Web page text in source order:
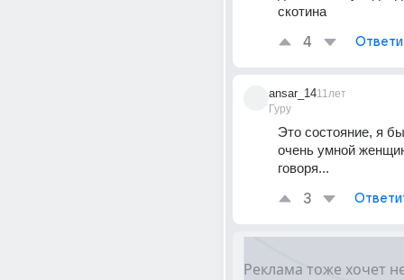
скотина
4
ansar_14
Гуру
11лет
Это состояние, я
очень умной
говоря...
3